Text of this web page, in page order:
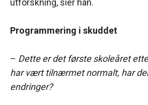
utforskning, sier han.
Programmering i skuddet
– Dette er det første skoleåret
har vært tilnærmet normalt, har
endringer?